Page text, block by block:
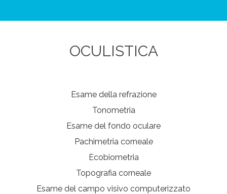
OCULISTICA
Esame della refrazione
Tonometria
Esame del fondo oculare
Pachimetria corneale
Ecobiometria
Topografia corneale
Esame del campo visivo computerizzato